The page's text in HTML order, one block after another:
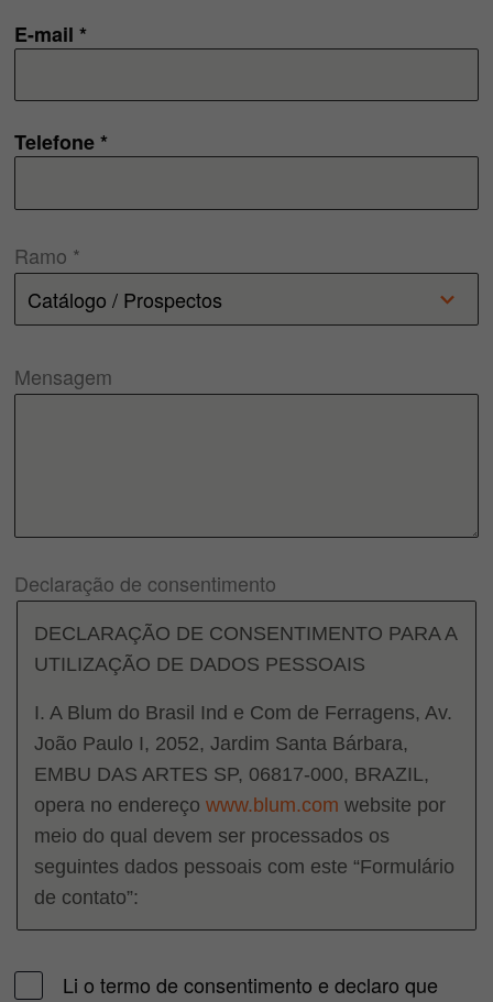
E-mail *
Telefone *
Ramo *
Mensagem
Declaração de consentimento
DECLARAÇÃO DE CONSENTIMENTO PARA A
UTILIZAÇÃO DE DADOS PESSOAIS
I. A Blum do Brasil Ind e Com de Ferragens, Av.
João Paulo I, 2052, Jardim Santa Bárbara,
EMBU DAS ARTES SP, 06817-000, BRAZIL,
opera no endereço www.blum.com website por
meio do qual devem ser processados os
seguintes dados pessoais com este “Formulário
de contato”:
• Sobrenome